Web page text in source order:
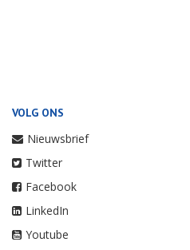
VOLG ONS
Nieuwsbrief
Twitter
Facebook
LinkedIn
Youtube